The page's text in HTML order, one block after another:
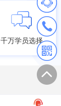
千万学员选择